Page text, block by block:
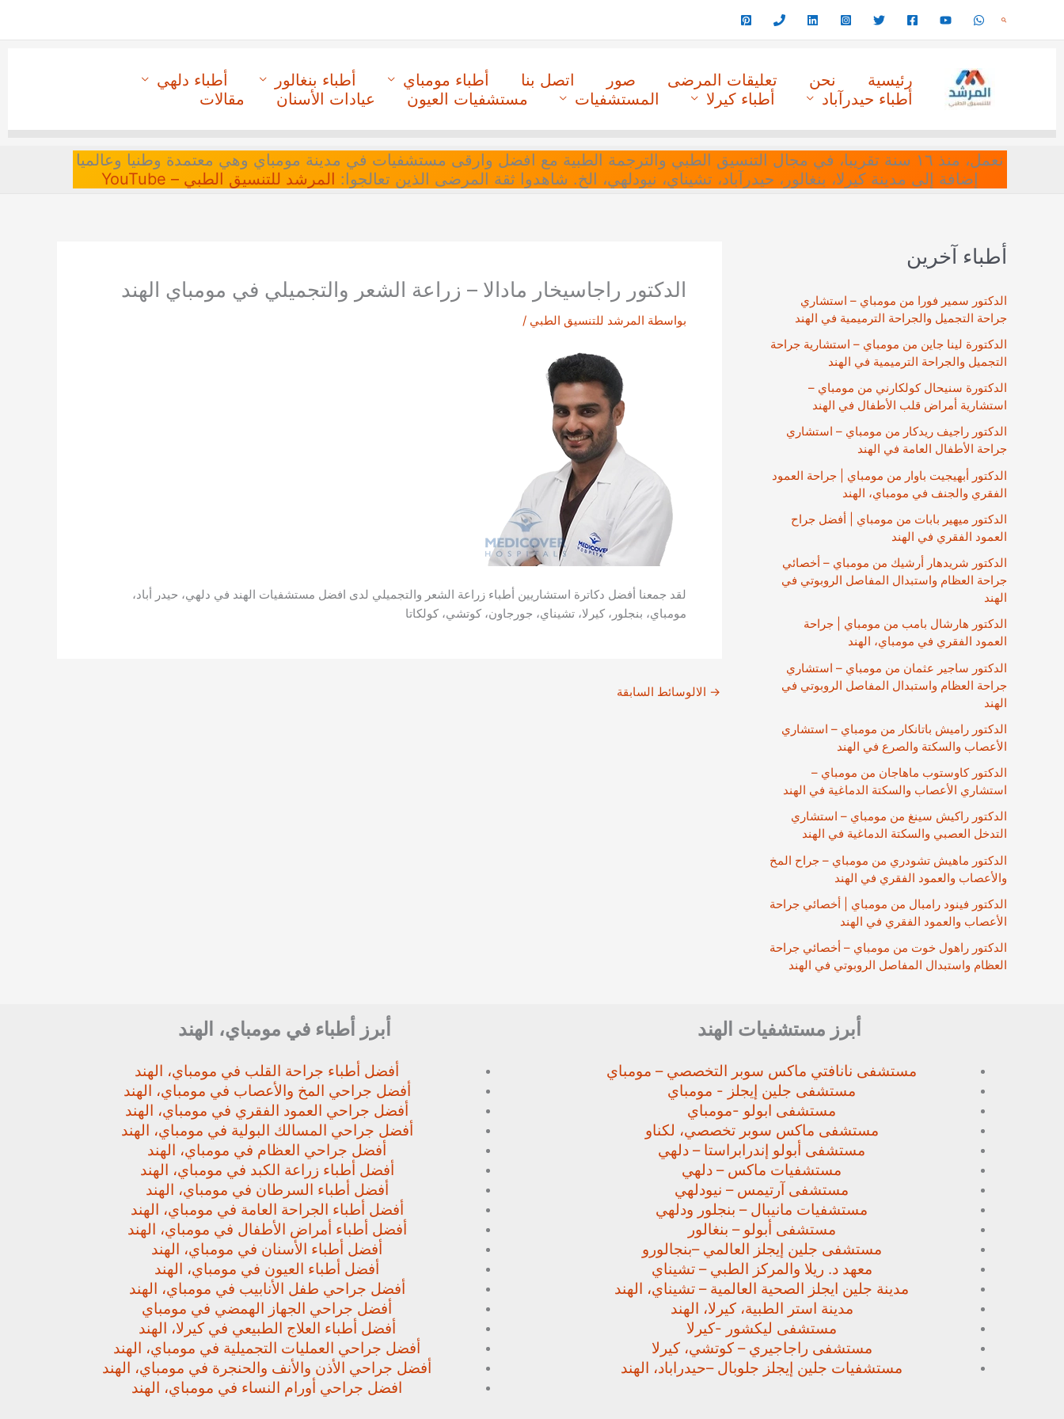
البحث
رئيسية نحن تعليقات المرضى صور اتصل بنا أطباء مومباي أطباء بنغالور
أطباء دلهي
أطباء حيدرآباد
أطباء كيرلا المستشفيات مستشفيات العيون عيادات الأسنان مقالات
نعمل، منذ ١٦ سنة تقريبا، في مجال التنسيق الطبي والترجمة الطبية مع افضل وارقى مستشفيات في مدينة مومباي وهي معتمدة وطنيا وعالميا
إضافة إلى مدينة كيرلا، بنغالور، حيدرآباد، تشيناي، نيودلهي، الخ. شاهدوا ثقة المرضى الذين تعالجوا: المرشد للتنسيق الطبي – YouTube
أطباء آخرين
الدكتور سمير فورا من مومباي – استشاري
جراحة التجميل والجراحة الترميمية في الهند
الدكتورة لينا جاين من مومباي – استشارية جراحة
التجميل والجراحة الترميمية في الهند
الدكتورة سنيحال كولكارني من مومباي –
استشارية أمراض قلب الأطفال في الهند
الدكتور راجيف ريدكار من مومباي – استشاري
جراحة الأطفال العامة في الهند
الدكتور أبهيجيت باوار من مومباي | جراحة العمود
الفقري والجنف في مومباي، الهند
الدكتور ميهير بابات من مومباي | أفضل جراح
العمود الفقري في الهند
الدكتور شريدهار أرشيك من مومباي – أخصائي
جراحة العظام واستبدال المفاصل الروبوتي في
الهند
الدكتور هارشال بامب من مومباي | جراحة
العمود الفقري في مومباي، الهند
الدكتور ساجير عثمان من مومباي – استشاري
جراحة العظام واستبدال المفاصل الروبوتي في
الهند
الدكتور راميش باتانكار من مومباي – استشاري
الأعصاب والسكتة والصرع في الهند
الدكتور كاوستوب ماهاجان من مومباي –
استشاري الأعصاب والسكتة الدماغية في الهند
الدكتور راكيش سينغ من مومباي – استشاري
التدخل العصبي والسكتة الدماغية في الهند
الدكتور ماهيش تشودري من مومباي – جراح المخ
والأعصاب والعمود الفقري في الهند
الدكتور فينود رامبال من مومباي | أخصائي جراحة
الأعصاب والعمود الفقري في الهند
الدكتور راهول خوت من مومباي – أخصائي جراحة
العظام واستبدال المفاصل الروبوتي في الهند
الدكتور راجاسيخار مادالا – زراعة الشعر والتجميلي في مومباي الهند
بواسطة المرشد للتنسيق الطبي /
لقد جمعنا أفضل دكاترة استشاريين أطباء زراعة الشعر والتجميلي لدى افضل مستشفيات الهند في دلهي، حيدر أباد،
مومباي، بنجلور، كيرلا، تشيناي، جورجاون، كوتشي، كولكاتا
→ الالوسائط السابقة
أبرز مستشفيات الهند
مستشفى نانافتي ماكس سوبر التخصصي – مومباي
مستشفى جلين إيجلز - مومباي
مستشفى ابولو -مومباي
مستشفى ماكس سوبر تخصصي، لكناو
مستشفى أبولو إندرابراستا – دلهي
مستشفيات ماكس – دلهي
مستشفى آرتيمس – نيودلهي
مستشفيات مانيبال – بنجلور ودلهي
مستشفى أبولو – بنغالور
مستشفى جلين إيجلز العالمي –بنجالورو
معهد د. ريلا والمركز الطبي – تشيناي
مدينة جلين ايجلز الصحية العالمية – تشيناي، الهند
مدينة استر الطبية، كيرلا، الهند
مستشفى ليكشور -كيرلا
مستشفى راجاجيري – كوتشي، كيرلا
مستشفيات جلين إيجلز جلوبال –حيدراباد، الهند
أبرز أطباء في مومباي، الهند
أفضل أطباء جراحة القلب في مومباي، الهند
أفضل جراحي المخ والأعصاب في مومباي، الهند
أفضل جراحي العمود الفقري في مومباي، الهند
أفضل جراحي المسالك البولية في مومباي، الهند
أفضل جراحي العظام في مومباي، الهند
أفضل أطباء زراعة الكبد في مومباي، الهند
أفضل أطباء السرطان في مومباي، الهند
أفضل أطباء الجراحة العامة في مومباي، الهند
أفضل أطباء أمراض الأطفال في مومباي، الهند
أفضل أطباء الأسنان في مومباي، الهند
أفضل أطباء العيون في مومباي، الهند
أفضل جراحي طفل الأنابيب في مومباي، الهند
أفضل جراحي الجهاز الهمضي في مومباي
أفضل أطباء العلاج الطبيعي في كيرلا، الهند
أفضل جراحي العمليات التجميلية في مومباي، الهند
أفضل جراحي الأذن والأنف والحنجرة في مومباي، الهند
افضل جراحي أورام النساء في مومباي، الهند